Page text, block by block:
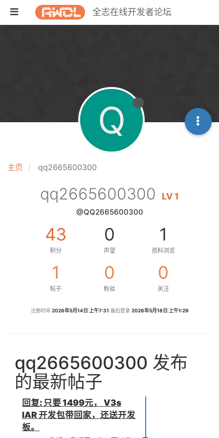
全志在线开发者论坛
主页 qq2665600300
Q
qq2665600300 LV 1
@QQ2665600300
43
积分
0
声望
1
资料浏览
1
帖子
0
粉丝
0
关注
注册时间 2026年5月14日 上午7:31 最后登录 2026年5月18日 上午1:29
qq2665600300 发布
的最新帖子
回复: 只要 1499元， V3s
IAR 开发包带回家，还送开发
板。